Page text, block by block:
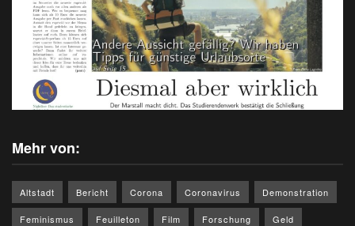
Mehr von:
Altstadt Bericht Corona Coronavirus Demonstration
Feminismus Feuilleton Film Forschung Geld